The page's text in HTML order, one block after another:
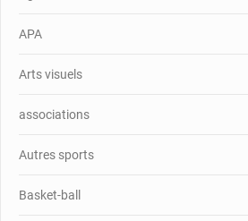
APA
Arts visuels
associations
Autres sports
Basket-ball